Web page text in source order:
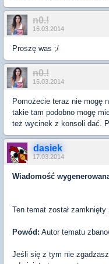
n0.!
16.03.2014
Proszę was ;/
n0.!
16.03.2014
Pomożecie teraz nie mogę
takie tam podobno mogę
też wycinek z konsoli dać.
dasiek
17.03.2014
Wiadomość
Ten temat został zamknięty
Powód: Autor tematu
Jeśli się z tym nie